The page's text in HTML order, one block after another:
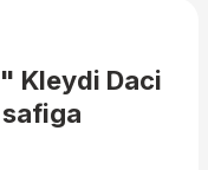
Kleydi Daci